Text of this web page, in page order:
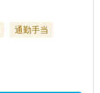
通勤手当